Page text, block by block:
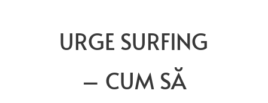
URGE SURFING
– CUM SĂ